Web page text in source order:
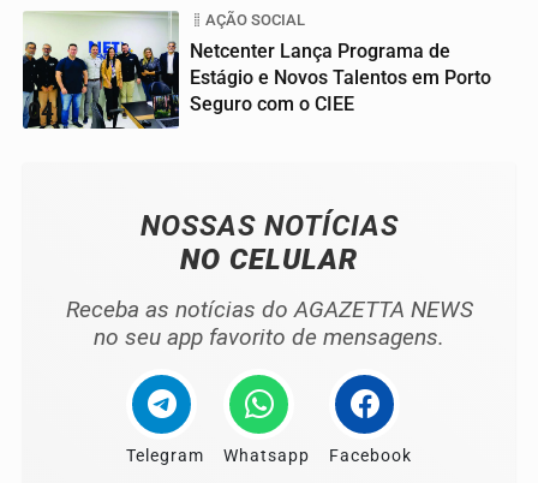
04
AÇÃO SOCIAL
Netcenter Lança Programa de
Estágio e Novos Talentos em Porto
Seguro com o CIEE
NOSSAS NOTÍCIAS
NO CELULAR
Receba as notícias do AGAZETTA NEWS
no seu app favorito de mensagens.
Telegram Whatsapp Facebook